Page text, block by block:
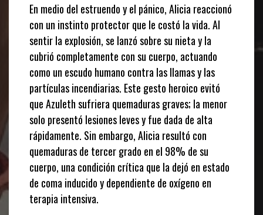
En medio del estruendo y el pánico, Alicia reaccionó
con un instinto protector que le costó la vida. Al
sentir la explosión, se lanzó sobre su nieta y la
cubrió completamente con su cuerpo, actuando
como un escudo humano contra las llamas y las
partículas incendiarias. Este gesto heroico evitó
que Azuleth sufriera quemaduras graves; la menor
solo presentó lesiones leves y fue dada de alta
rápidamente. Sin embargo, Alicia resultó con
quemaduras de tercer grado en el 98% de su
cuerpo, una condición crítica que la dejó en estado
de coma inducido y dependiente de oxígeno en
terapia intensiva.